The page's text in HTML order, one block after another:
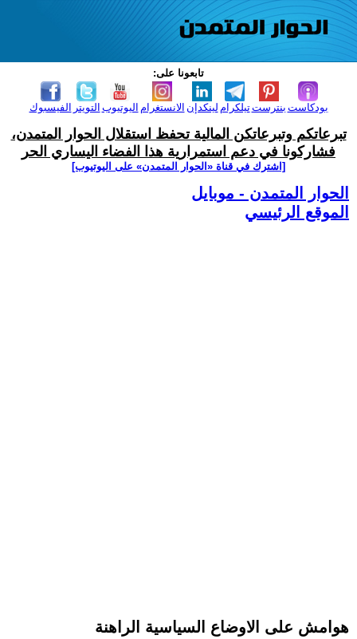
تابعونا على:
الفيسبوك التويتر اليوتيوب الانستغرام لينكدإن تيلكرامبنترست بودكاست
تبرعاتكم وتبرعاتكن المالية تحفظ استقلال الحوار المتمدن،
فشاركونا في دعم استمرارية هذا الفضاء اليساري الحر
[اشترك في قناة ‫«الحوار المتمدن» على اليوتيوب]
الحوار المتمدن - موبايل
الموقع الرئيسي
هوامش على الاوضاع السياسية الراهنة